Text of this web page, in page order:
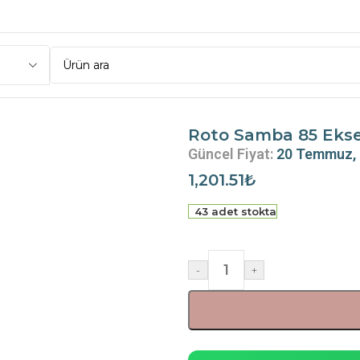
Roto Samba 85
Güncel Fiyat: 20 Temmuz,
1,201.51₺
43 adet stokta
- +